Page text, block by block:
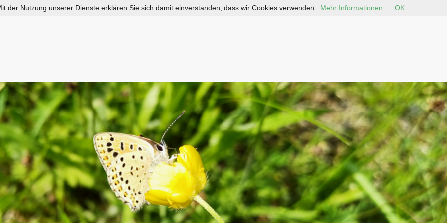
der Nutzung unserer Dienste erklären Sie sich damit einverstanden, dass wir Cookies verwenden. Mehr Informationen OK